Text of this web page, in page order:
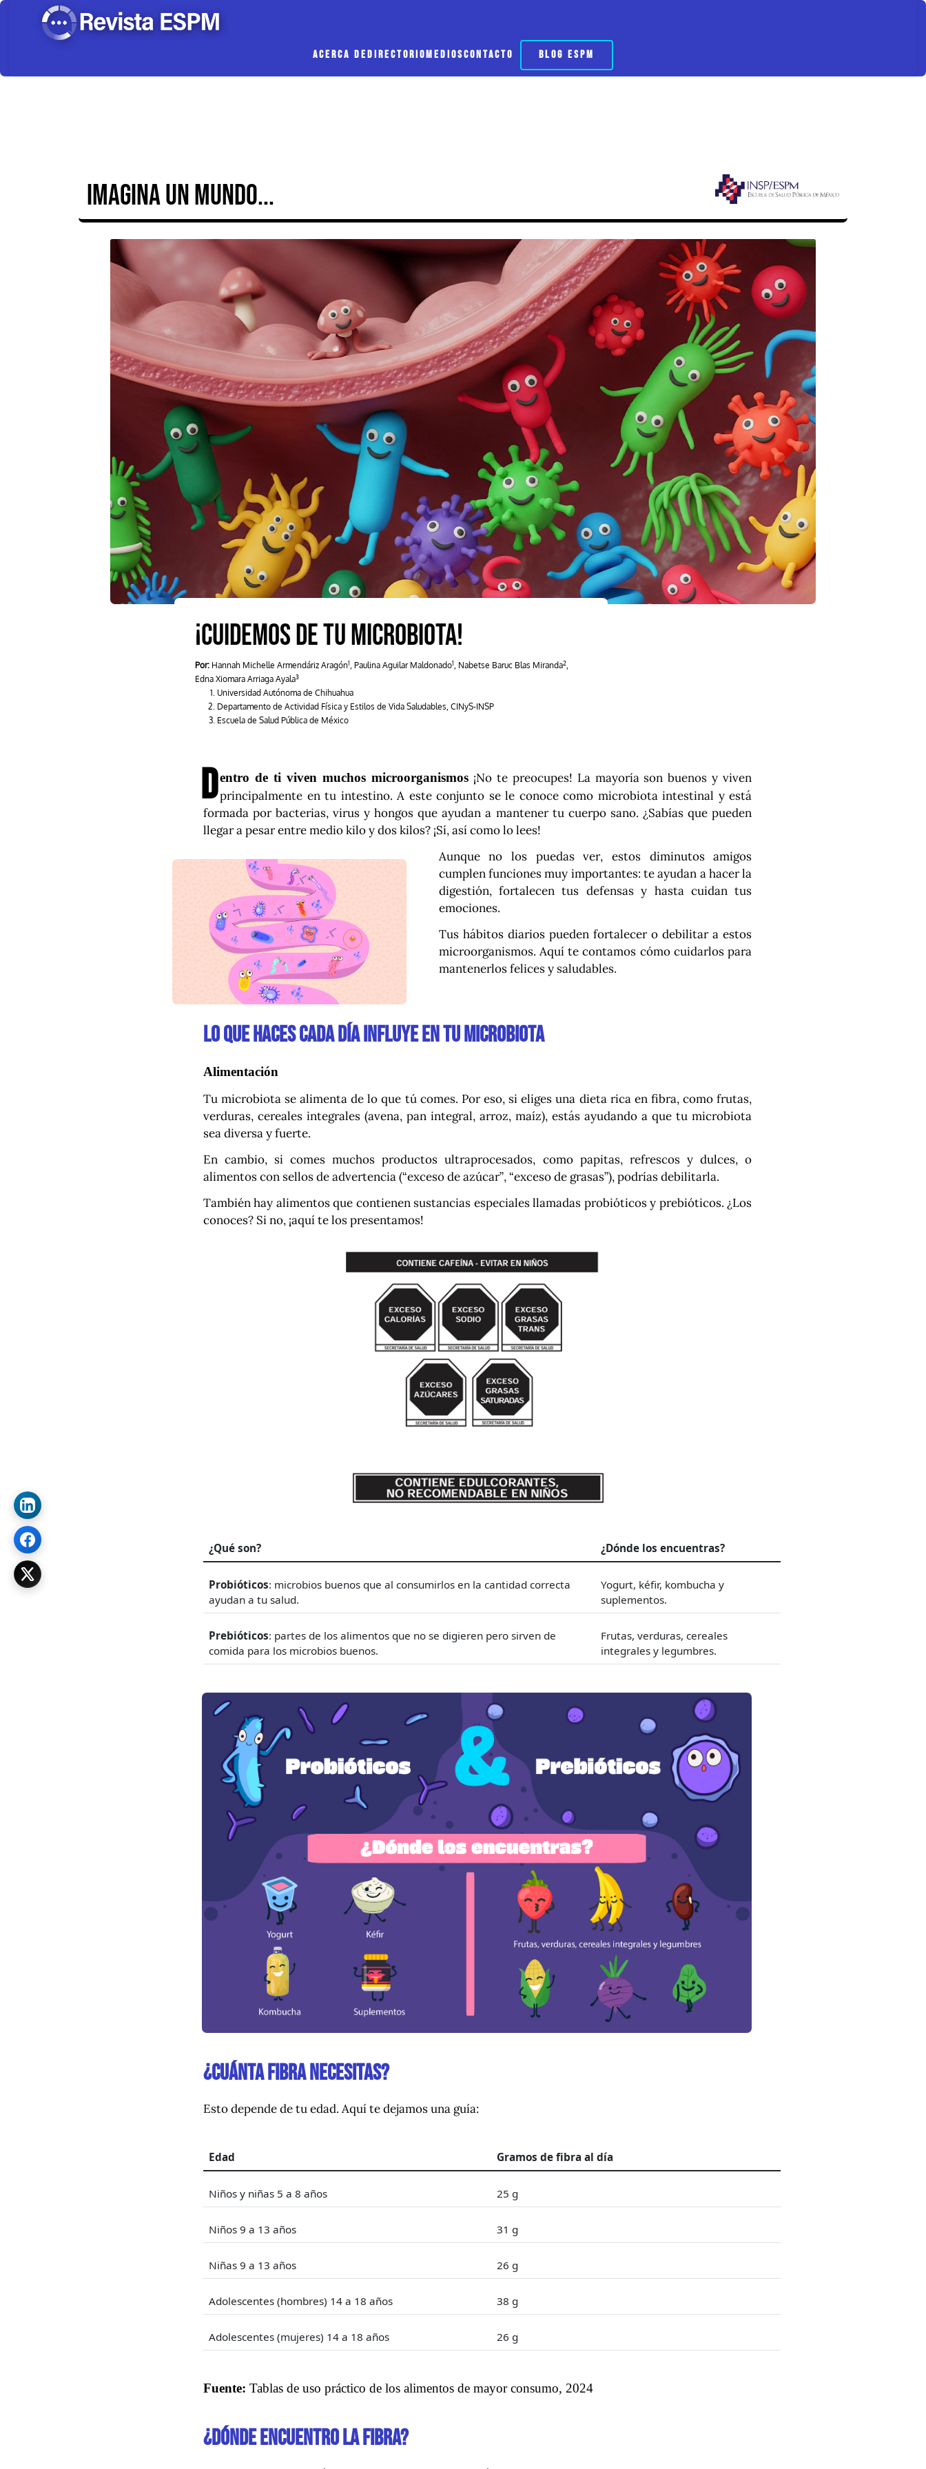
ACERCA DEDIRECTORIOMEDIOSCONTACTO BLOG ESPM
IMAGINA UN MUNDO...
¡Cuidemos de tu microbiota!
Por:Hannah Michelle Armendáriz Aragón1, Paulina Aguilar Maldonado1, Nabetse Baruc Blas Miranda2,
Edna Xiomara Arriaga Ayala3
Universidad Autónoma de Chihuahua
Departamento de Actividad Física y Estilos de Vida Saludables, CINyS-INSP
Escuela de Salud Pública de México
Dentro de ti viven muchos microorganismos¡No te preocupes! La mayoría son buenos y viven
principalmente en tu intestino. A este conjunto se le conoce como microbiota intestinal y está
formada por bacterias, virus y hongos que ayudan a mantener tu cuerpo sano. ¿Sabías que pueden
llegar a pesar entre medio kilo y dos kilos? ¡Sí, así como lo lees!
Aunque no los puedas ver, estos diminutos amigos
cumplen funciones muy importantes: te ayudan a hacer la
digestión, fortalecen tus defensas y hasta cuidan tus
emociones.
Tus hábitos diarios pueden fortalecer o debilitar a estos
microorganismos. Aquí te contamos cómo cuidarlos para
mantenerlos felices y saludables.
Lo que haces cada día influye en tu microbiota
Alimentación
Tu microbiota se alimenta de lo que tú comes. Por eso, si eliges una dieta rica en fibra, como frutas,
verduras, cereales integrales (avena, pan integral, arroz, maíz), estás ayudando a que tu microbiota
sea diversa y fuerte.
En cambio, si comes muchos productos ultraprocesados, como papitas, refrescos y dulces, o
alimentos con sellos de advertencia (“exceso de azúcar”, “exceso de grasas”), podrías debilitarla.
También hay alimentos que contienen sustancias especiales llamadas probióticos y prebióticos. ¿Los
conoces? Si no, ¡aquí te los presentamos!
¿Qué son? ¿Dónde los encuentras?
Probióticos: microbios buenos que al consumirlos en la cantidad correcta
ayudan a tu salud.
Yogurt, kéfir, kombucha y
suplementos.
Prebióticos: partes de los alimentos que no se digieren pero sirven de
comida para los microbios buenos.
Frutas, verduras, cereales
integrales y legumbres.
¿Cuánta fibra necesitas?
Esto depende de tu edad. Aquí te dejamos una guía:
Edad Gramos de fibra al día
Niños y niñas 5 a 8 años 25 g
Niños 9 a 13 años 31 g
Niñas 9 a 13 años 26 g
Adolescentes (hombres) 14 a 18 años 38 g
Adolescentes (mujeres) 14 a 18 años 26 g
Fuente: Tablas de uso práctico de los alimentos de mayor consumo, 2024
¿Dónde encuentro la fibra?